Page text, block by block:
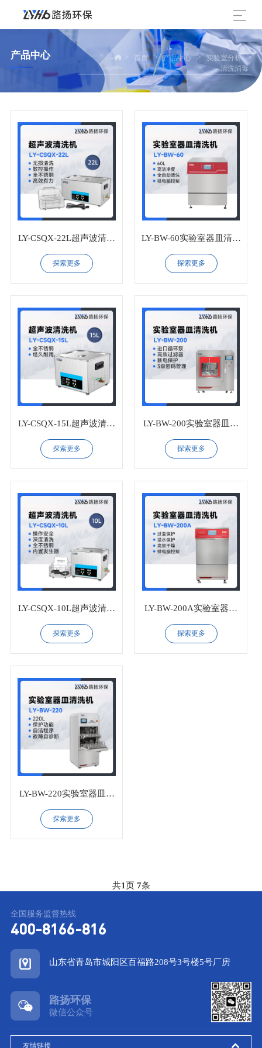
产品中心 > 首页 > 产品中心 > 实验室分析 >
清洗消毒
LY-CSQX-22L超声波清洗
机
探索更多
LY-BW-60实验室器皿清洗
机
探索更多
LY-CSQX-15L超声波清洗
机
探索更多
LY-BW-200实验室器皿清
洗机
探索更多
LY-CSQX-10L超声波清洗
机
探索更多
LY-BW-200A实验室器皿
清洗机
探索更多
LY-BW-220实验室器皿清
洗机
探索更多
共1页 7条
全国服务监督热线
400-8166-816
山东省青岛市城阳区百福路208号3号楼5号厂房
路扬环保
微信公众号
友情链接